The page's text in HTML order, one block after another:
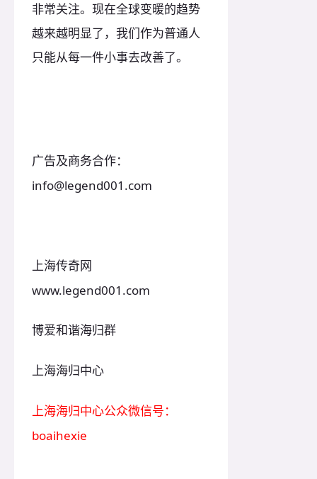
非常关注。现在全球变暖的趋势
越来越明显了，我们作为普通人
只能从每一件小事去改善了。
广告及商务合作：
info@legend001.com
上海传奇网
www.legend001.com
博爱和谐海归群
上海海归中心
上海海归中心公众微信号：
boaihexie